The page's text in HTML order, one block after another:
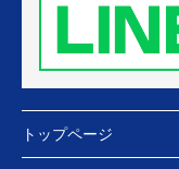
トップページ